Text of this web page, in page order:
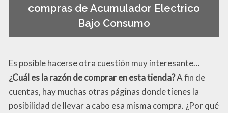
compras de Acumulador Electrico
Bajo Consumo
Es posible hacerse otra cuestión muy interesante…
¿Cuál es la razón de comprar en esta tienda?A fin de
cuentas, hay muchas otras páginas donde tienes la
posibilidad de llevar a cabo esa misma compra. ¿Por qué